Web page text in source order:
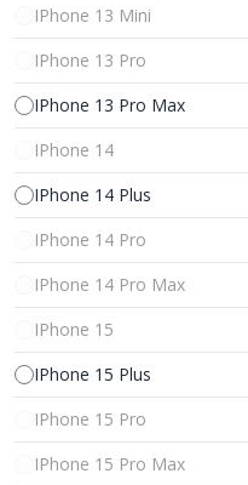
IPhone 13 Mini
IPhone 13 Pro
IPhone 13 Pro Max
IPhone 14
IPhone 14 Plus
IPhone 14 Pro
IPhone 14 Pro Max
IPhone 15
IPhone 15 Plus
IPhone 15 Pro
IPhone 15 Pro Max